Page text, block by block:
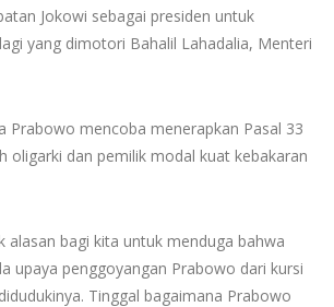
Jokowi sebagai presiden untuk
yang dimotori Bahalil Lahadalia, Menteri
Prabowo mencoba menerapkan Pasal 33
oligarki dan pemilik modal kuat kebakaran
alasan bagi kita untuk menduga bahwa
upaya penggoyangan Prabowo dari kursi
Tinggal bagaimana Prabowo